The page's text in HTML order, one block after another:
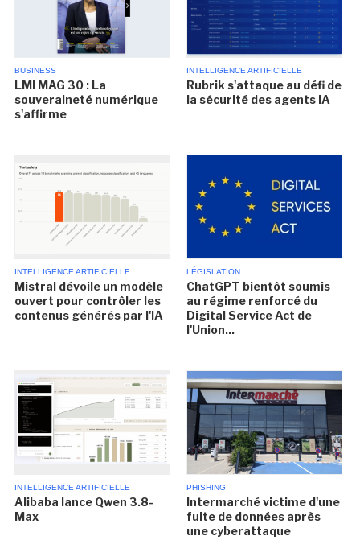
BUSINESS
LMI MAG 30 : La
souveraineté numérique
s'affirme
INTELLIGENCE ARTIFICIELLE
Rubrik s'attaque au défi de
la sécurité des agents IA
INTELLIGENCE ARTIFICIELLE
Mistral dévoile un modèle
ouvert pour contrôler les
contenus générés par l'IA
LÉGISLATION
ChatGPT bientôt soumis
au régime renforcé du
Digital Service Act de
l'Union...
INTELLIGENCE ARTIFICIELLE
Alibaba lance Qwen 3.8-
Max
PHISHING
Intermarché victime d'une
fuite de données après
une cyberattaque